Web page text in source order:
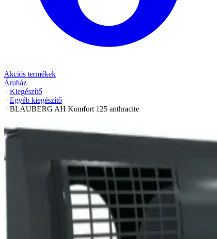
Akciós termékek
Áruház
Kiegészítő
Egyéb kiegészítő
BLAUBERG AH Komfort 125 anthracite